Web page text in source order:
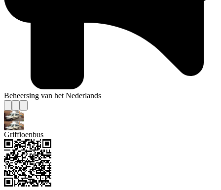
Beheersing van het Nederlands
Griffioenbus